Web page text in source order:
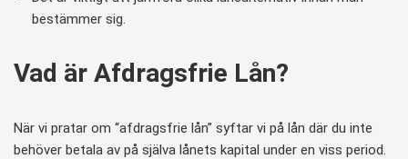
bestämmer sig.
Vad är Afdragsfrie Lån?
När vi pratar om “afdragsfrie lån” syftar vi på lån där du inte
behöver betala av på själva lånets kapital under en viss period.